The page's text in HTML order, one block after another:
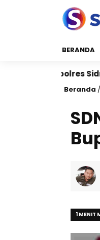
BERANDA
Sidrap Sambangi
Beranda /
1 MENIT